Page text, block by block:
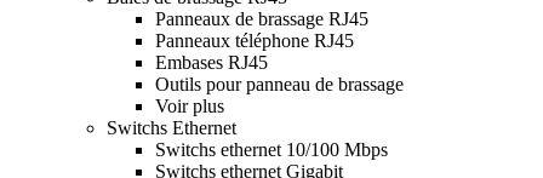
Panneaux de brassage RJ45
Panneaux téléphone RJ45
Embases RJ45
Outils pour panneau de brassage
Voir plus
Switchs Ethernet
Switchs ethernet 10/100 Mbps
Switchs ethernet Gigabit